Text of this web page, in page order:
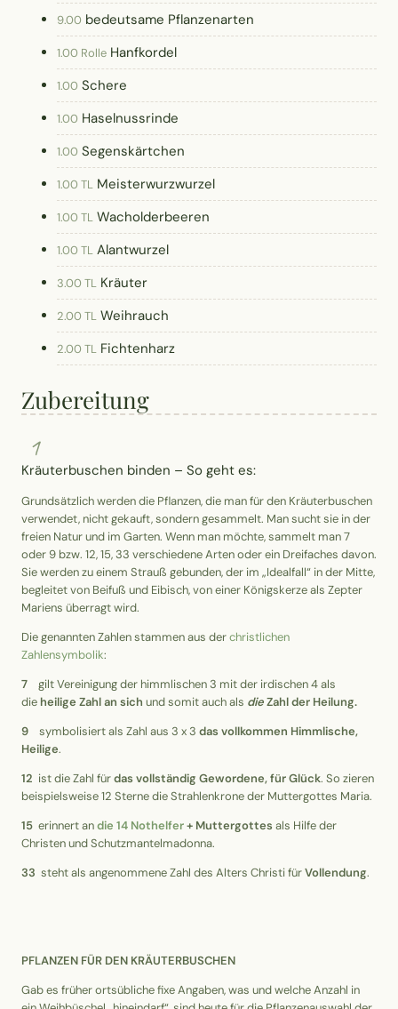
9.00 bedeutsame Pflanzenarten
1.00 Rolle Hanfkordel
1.00 Schere
1.00 Haselnussrinde
1.00 Segenskärtchen
1.00 TL Meisterwurzwurzel
1.00 TL Wacholderbeeren
1.00 TL Alantwurzel
3.00 TL Kräuter
2.00 TL Weihrauch
2.00 TL Fichtenharz
Zubereitung
1
Kräuterbuschen binden – So geht es:
Grundsätzlich werden die Pflanzen, die man für den Kräuterbuschen
verwendet, nicht gekauft, sondern gesammelt. Man sucht sie in der
freien Natur und im Garten. Wenn man möchte, sammelt man 7
oder 9 bzw. 12, 15, 33 verschiedene Arten oder ein Dreifaches davon.
Sie werden zu einem Strauß gebunden, der im „Idealfall“ in der Mitte,
begleitet von Beifuß und Eibisch, von einer Königskerze als Zepter
Mariens überragt wird.
Die genannten Zahlen stammen aus derchristlichen
Zahlensymbolik:
7
gilt Vereinigung der himmlischen 3 mit der irdischen 4 als
die heilige Zahl an sich und somit auch als dieZahl der Heilung.
9 symbolisiert als Zahl aus 3 x 3 das vollkommen Himmlische,
Heilige.
12 ist die Zahl fürdas vollständig Gewordene, für Glück. So zieren
beispielsweise 12 Sterne die Strahlenkrone der Muttergottes Maria.
15 erinnert andie 14 Nothelfer+ Muttergottes als Hilfe der
Christen und Schutzmantelmadonna.
33 steht als angenommene Zahl des Alters Christi fürVollendung.
PFLANZEN FÜR DEN KRÄUTERBUSCHEN
Gab es früher ortsübliche fixe Angaben, was und welche Anzahl in